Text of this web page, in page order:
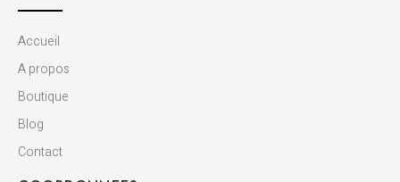
Accueil
A propos
Boutique
Blog
Contact